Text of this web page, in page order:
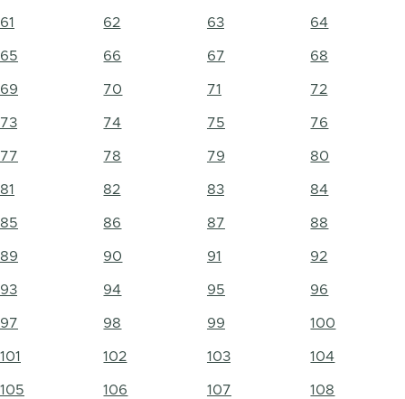
61 62 63 64
65 66 67 68
69 70 71 72
73 74 75 76
77 78 79 80
81 82 83 84
85 86 87 88
89 90 91 92
93 94 95 96
97 98 99 100
101 102 103 104
105 106 107 108